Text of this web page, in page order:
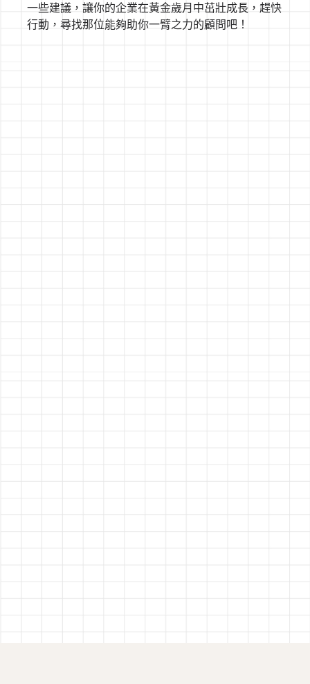
一些建議，讓你的企業在黃金歲月中茁壯成長，趕快
行動，尋找那位能夠助你一臂之力的顧問吧！